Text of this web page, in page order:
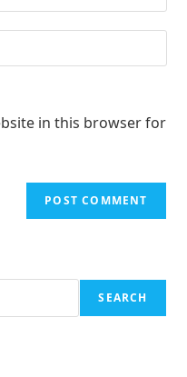
in this browser for
SEARCH